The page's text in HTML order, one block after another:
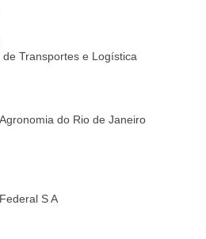
Transportes e Logística
do Rio de Janeiro
S A